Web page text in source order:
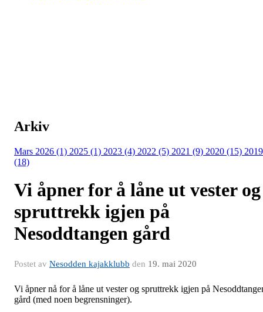
Arkiv
Mars 2026 (1) 2025 (1) 2023 (4) 2022 (5) 2021 (9) 2020 (15) 2019
(18)
Vi åpner for å låne ut vester og
spruttrekk igjen på
Nesoddtangen gård
Postet av Nesodden kajakklubb den 19. mai 2020
Vi åpner nå for å låne ut vester og spruttrekk igjen på
gård (med noen begrensninger).